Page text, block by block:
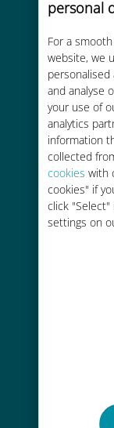
personal
For a
website, we
personalised
and analyse
your use of
analytics
information
collected
cookies with
cookies" if
click
settings on
Bis zu
Sie